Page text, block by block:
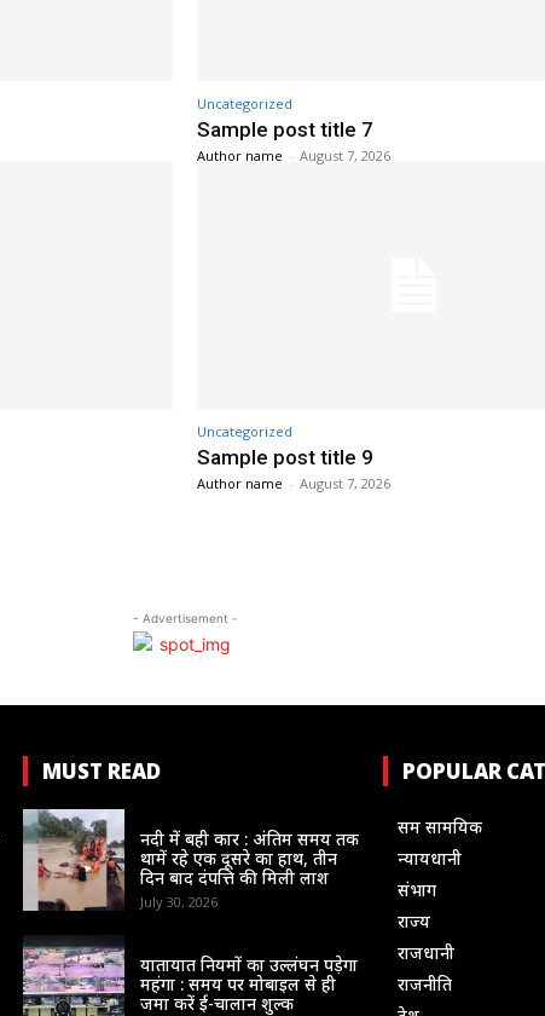
Uncategorized
Sample post title 7
Author name - August 7, 2026
Uncategorized
Sample post title 9
Author name - August 7, 2026
- Advertisement -
MUST READ
नदी में बही कार : अंतिम समय तक
थामें रहे एक दूसरे का हाथ, तीन
दिन बाद दंपत्ति की मिली लाश
July 30, 2026
यातायात नियमों का उल्लंघन पड़ेगा
महंगा : समय पर मोबाइल से ही
जमा करें ई-चालान शुल्क
POPULAR
सम सामयिक
न्यायधानी
संभाग
राज्य
राजधानी
राजनीति